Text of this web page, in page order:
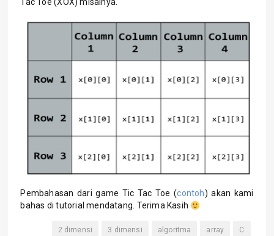
Tac Toe (XOX) misalnya.
Pembahasan dari game Tic Tac Toe (contoh) akan kami
bahas di tutorial mendatang. Terima Kasih
2 dimensi 3 dimensi algoritma array C